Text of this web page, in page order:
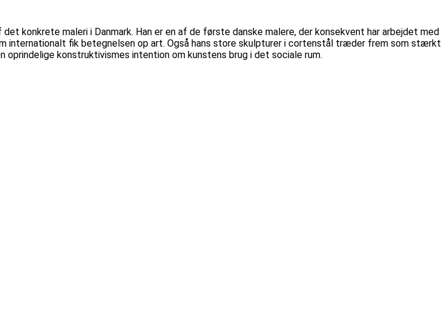
konkrete maleri i Danmark. Han er en af de første danske malere, der konsekvent har arbejdet med
internationalt fik betegnelsen op art. Også hans store skulpturer i cortenstål træder frem som stærkt
konstruktivismes intention om kunstens brug i det sociale rum.